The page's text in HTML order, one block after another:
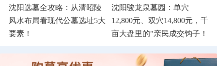
沈阳选墓全攻略：从清昭陵
风水布局看现代公墓选址5大
要素！
沈阳骏龙泉墓园：单穴
12,800元、双穴14,800元，千
亩大盘里的"亲民成交钩子！